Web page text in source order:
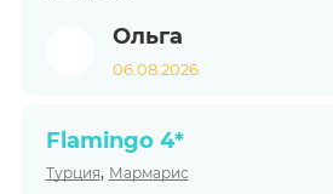
Ольга
06.08.2026
Flamingo 4*
Турция, Мармарис